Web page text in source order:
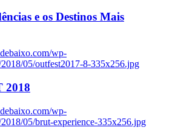
e os Destinos Mais
wp-
05/outfest2017-8-335x256.jpg
2018
wp-
05/brut-experience-335x256.jpg